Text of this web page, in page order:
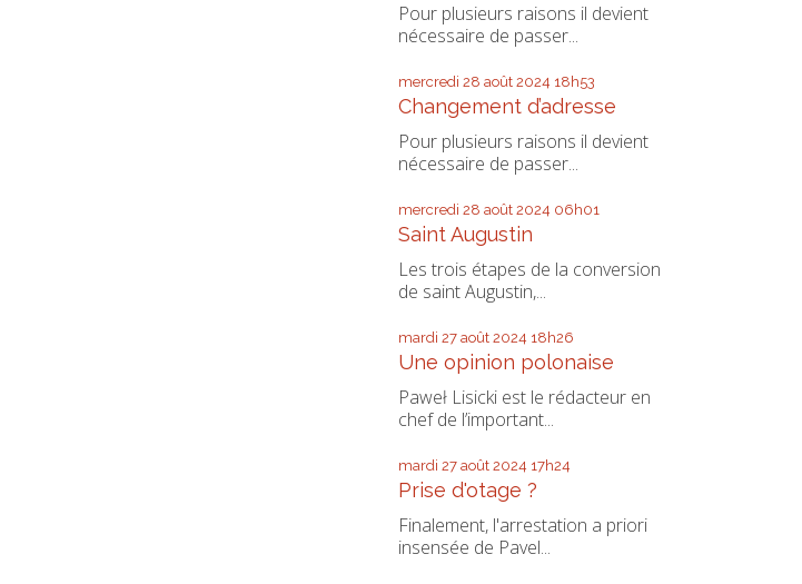
Pour plusieurs raisons il devient
nécessaire de passer...
mercredi 28 août 2024 18h53
Changement d’adresse
Pour plusieurs raisons il devient
nécessaire de passer...
mercredi 28 août 2024 06h01
Saint Augustin
Les trois étapes de la conversion
de saint Augustin,...
mardi 27 août 2024 18h26
Une opinion polonaise
Paweł Lisicki est le rédacteur en
chef de l’important...
mardi 27 août 2024 17h24
Prise d'otage ?
Finalement, l'arrestation a priori
insensée de Pavel...